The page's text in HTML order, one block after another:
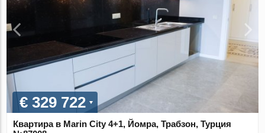
€ 329 722
Квартира в Marin City 4+1, Йомра, Трабзон, Турция